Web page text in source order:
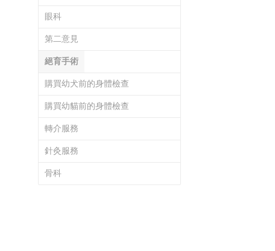
眼科
第二意見
絕育手術
購買幼犬前的身體檢查
購買幼貓前的身體檢查
轉介服務
針灸服務
骨科